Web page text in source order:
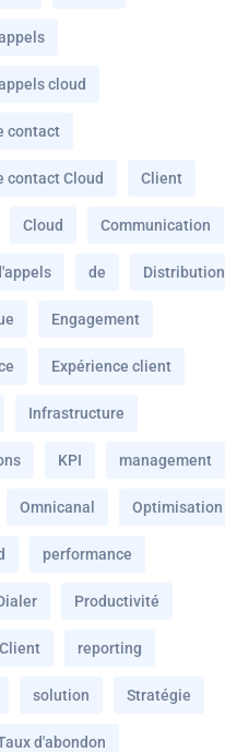
cloud
contact
contact Cloud Client
Cloud Communication
de Distribution
Engagement
Expérience client
Infrastructure
KPI management
Omnicanal Optimisation
performance
Productivité
reporting
solution Stratégie
d'abondon